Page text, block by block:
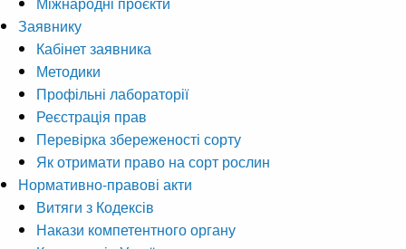
Заявнику
Кабінет заявника
Методики
Профільні лабораторії
Реєстрація прав
Перевірка збереженості сорту
Як отримати право на сорт рослин
Нормативно-правові акти
Витяги з Кодексів
Накази компетентного органу